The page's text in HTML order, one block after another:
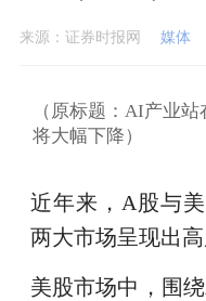
来源： 证券时报网 媒体
（原标题：AI产业
将大幅下降）
近年来，A股与
两大市场呈现出高
美股市场中，围